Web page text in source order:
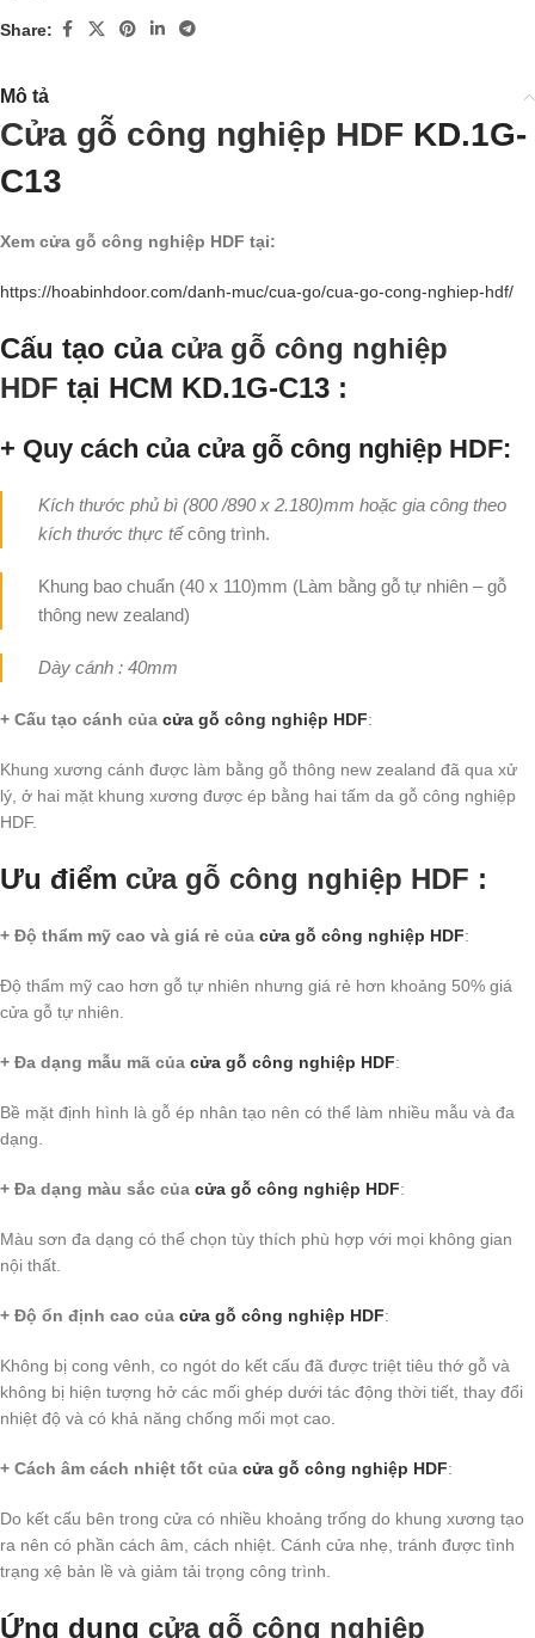
Share:
Mô tả
Cửa gỗ công nghiệp HDF KD.1G-
C13
Xem cửa gỗ công nghiệp HDF tại:
https://hoabinhdoor.com/danh-muc/cua-go/cua-go-cong-nghiep-hdf/
Cấu tạo của cửa gỗ công nghiệp
HDF tại HCM KD.1G-C13 :
+ Quy cách của cửa gỗ công nghiệp HDF:
Kích thước phủ bì (800 /890 x 2.180)mm hoặc gia công theo
kích thước thực tếcông trình.
Khung bao chuẩn (40 x 110)mm (Làm bằng gỗ tự nhiên – gỗ
thông new zealand)
Dày cánh : 40mm
+ Cấu tạo cánh của cửa gỗ công nghiệp HDF:
Khung xương cánh được làm bằng gỗ thông new zealand đã qua xử
lý, ở hai mặt khung xương được ép bằng hai tấm da gỗ công nghiệp
HDF.
Ưu điểm cửa gỗ công nghiệp HDF :
+ Độ thẩm mỹ cao và giá rẻ của cửa gỗ công nghiệp HDF:
Độ thẩm mỹ cao hơn gỗ tự nhiên nhưng giá rẻ hơn khoảng 50% giá
cửa gỗ tự nhiên.
+ Đa dạng mẫu mã của cửa gỗ công nghiệp HDF:
Bề mặt định hình là gỗ ép nhân tạo nên có thể làm nhiều mẫu và đa
dạng.
+ Đa dạng màu sắc của cửa gỗ công nghiệp HDF:
Màu sơn đa dạng có thể chọn tùy thích phù hợp với mọi không gian
nội thất.
+ Độ ổn định cao của cửa gỗ công nghiệp HDF:
Không bị cong vênh, co ngót do kết cấu đã được triệt tiêu thớ gỗ và
không bị hiện tượng hở các mối ghép dưới tác động thời tiết, thay đổi
nhiệt độ và có khả năng chống mối mọt cao.
+ Cách âm cách nhiệt tốt của cửa gỗ công nghiệp HDF:
Do kết cấu bên trong cửa có nhiều khoảng trống do khung xương tạo
ra nên có phần cách âm, cách nhiệt. Cánh cửa nhẹ, tránh được tình
trạng xệ bản lề và giảm tải trọng công trình.
Ứng dụng cửa gỗ công nghiệp